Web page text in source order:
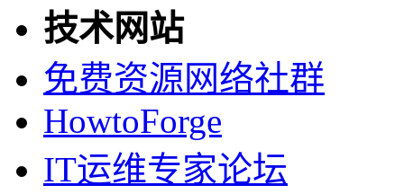
技术网站
免费资源网络社群
HowtoForge
IT运维专家论坛